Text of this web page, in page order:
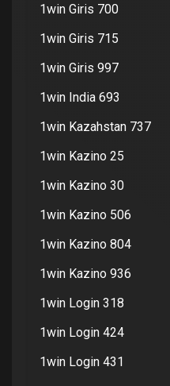
1win Giris 700
1win Giris 715
1win Giris 997
1win India 693
1win Kazahstan 737
1win Kazino 25
1win Kazino 30
1win Kazino 506
1win Kazino 804
1win Kazino 936
1win Login 318
1win Login 424
1win Login 431